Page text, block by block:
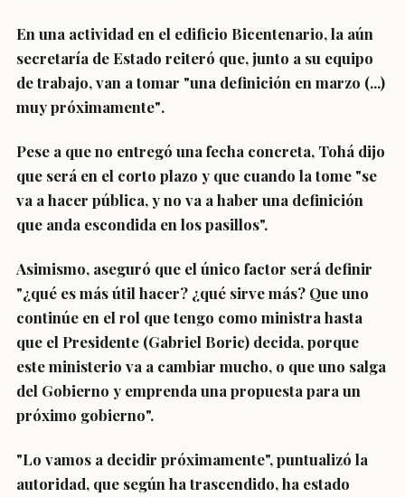
En una actividad en el edificio Bicentenario, la aún
secretaría de Estado reiteró que, junto a su equipo
de trabajo,van a tomar "una definición en marzo (...)
muy próximamente".
Pese a que no entregó una fecha concreta, Tohá dijo
que será en el corto plazo y que cuando la tome "se
va a hacer pública,y no va a haber una definición
que anda escondida en los pasillos".
Asimismo, aseguró que el único factor será definir
"¿qué es más útil hacer? ¿qué sirve más? Que uno
continúe en el rol que tengo como ministra hasta
que el Presidente (Gabriel Boric) decida, porque
este ministerio va a cambiar mucho, o queuno salga
del Gobierno y emprenda una propuesta para un
próximo gobierno".
"Lo vamos a decidir próximamente", puntualizó la
autoridad, que según ha trascendido,ha estado